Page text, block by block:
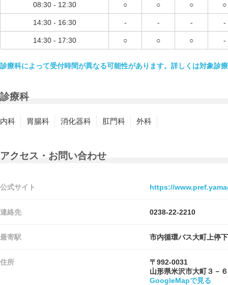
08:30 - 12:30 ○ ○ ○ ○
14:30 - 16:30 - - - -
14:30 - 17:30 ○ ○ ○ -
診療科によって受付時間が異なる可能性があります。詳しくは対象診
診療科
内科 胃腸科 消化器科 肛門科 外科
アクセス・お問い合わせ
公式サイト https://
連絡先 0238-22-2210
最寄駅 市内循環バス大町上停
住所
〒992-0031
山形県米沢市大町３－
GoogleMapで見る